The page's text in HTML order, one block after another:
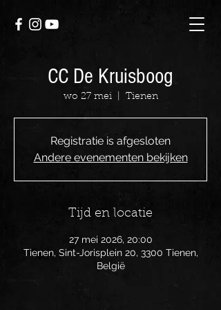
CC De Kruisboog
wo 27 mei
  |
Tienen
Registratie is afgesloten
Andere evenementen bekijken
Tijd en locatie
27 mei 2026, 20:00
Tienen, Sint-Jorisplein 20, 3300 Tienen,
België